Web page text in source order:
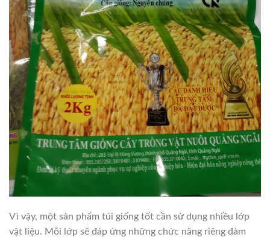
Vì vậy, một sản phẩm túi giống tốt cần sử dụng nhiều lớp
vật liệu. Mỗi lớp sẽ đáp ứng những chức năng riêng đảm